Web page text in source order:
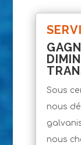
Sous
nous
nous